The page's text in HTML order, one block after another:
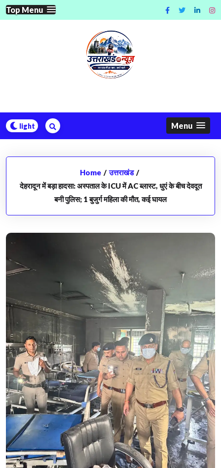
Skip
to
Top Menu
Menu
Home / उत्तराखंड /
देहरादून में बड़ा हादसा: अस्पताल के ICU में AC ब्लास्ट, धुएं के बीच देवदूत
बनी पुलिस; 1 बुजुर्ग महिला की मौत, कई घायल